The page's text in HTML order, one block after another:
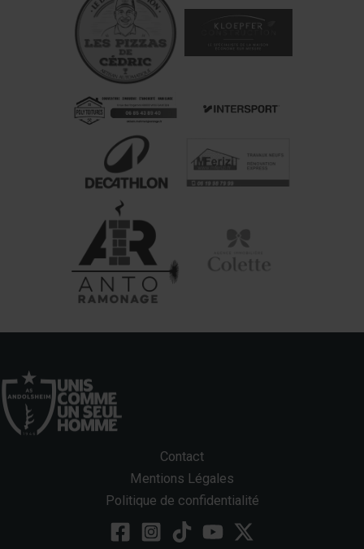
Contact
Mentions Légales
Politique de confidentialité